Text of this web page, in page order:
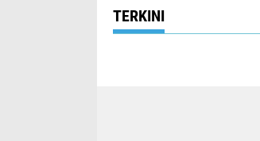
TERKINI